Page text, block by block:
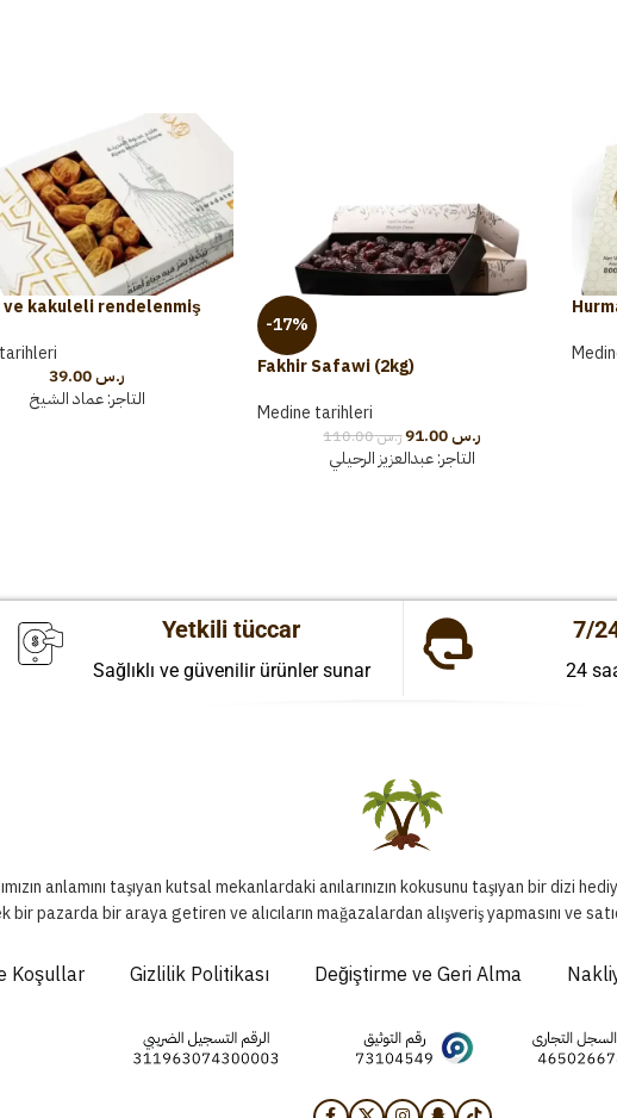
ve kakuleli rendelenmiş
ر.س39.00
التاجر:عماد الشيخ
-17%
Fakhir Safawi (2kg)
Medine tarihleri
ر.س110.00 ر.س91.00
التاجر:عبدالعزيز الرحيلي
Yetkili tüccar
Sağlıklı ve güvenilir ürünler sunar
7/
24
anlamını taşıyan kutsal mekanlardaki anılarınızın kokusunu taşıyan bir dizi
bir pazarda bir araya getiren ve alıcıların mağazalardan alışveriş yapmasını ve
Koşullar Gizlilik Politikası Değiştirme ve Geri Alma